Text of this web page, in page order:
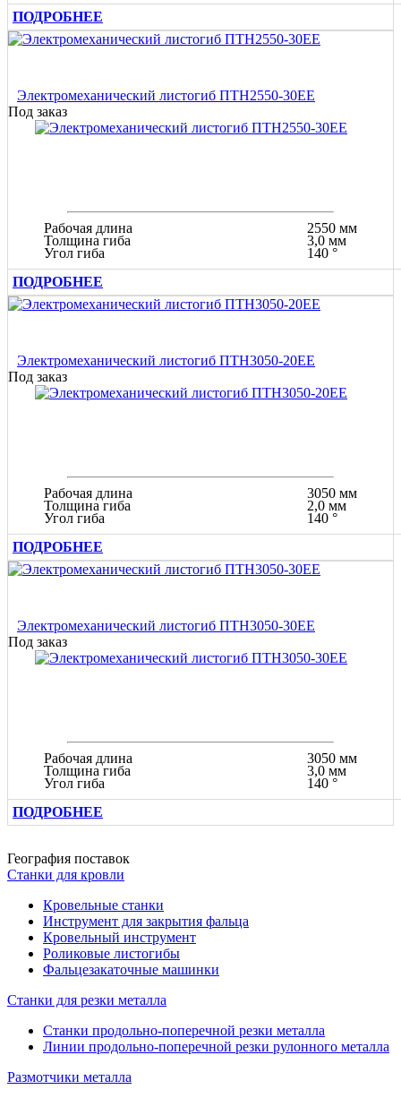
ПОДРОБНЕЕ
Электромеханический листогиб ПТН2550-30ЕЕ
Под заказ
Рабочая длина
Толщина гиба
Угол гиба
2550 мм
3,0 мм
140 °
ПОДРОБНЕЕ
Электромеханический листогиб ПТН3050-20ЕЕ
Под заказ
Рабочая длина
Толщина гиба
Угол гиба
3050 мм
2,0 мм
140 °
ПОДРОБНЕЕ
Электромеханический листогиб ПТН3050-30ЕЕ
Под заказ
Рабочая длина
Толщина гиба
Угол гиба
3050 мм
3,0 мм
140 °
ПОДРОБНЕЕ
География поставок
Станки для кровли
Кровельные станки
Инструмент для закрытия фальца
Кровельный инструмент
Роликовые листогибы
Фальцезакаточные машинки
Станки для резки металла
Станки продольно-поперечной резки металла
Линии продольно-поперечной резки рулонного металла
Размотчики металла